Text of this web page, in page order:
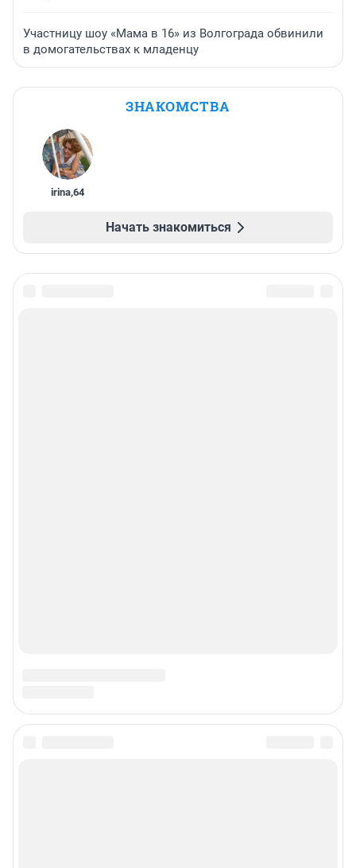
Участницу шоу «Мама в 16» из Волгограда обвинили
в домогательствах к младенцу
ЗНАКОМСТВА
irina,64
Начать знакомиться